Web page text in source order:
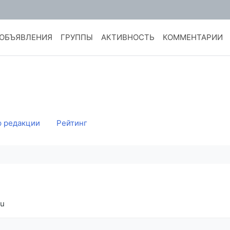
ОБЪЯВЛЕНИЯ ГРУППЫ АКТИВНОСТЬ КОММЕНТАРИИ
редакции Рейтинг